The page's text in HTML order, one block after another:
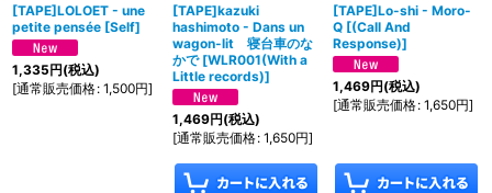
[TAPE]LOLOET - une
petite pensée [Self]
1,335円(税込)
[通常販売価格: 1,500円]
[TAPE]kazuki
hashimoto - Dans un
wagon-lit 寝台車のな
かで [WLR001(With a
Little records)]
1,469円(税込)
[通常販売価格: 1,650円]
[TAPE]Lo-shi - Moro-
Q [(Call And
Response)]
1,469円(税込)
[通常販売価格: 1,650円]